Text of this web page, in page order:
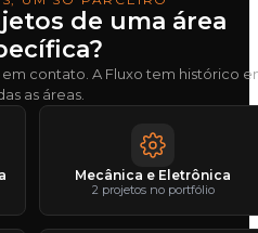
de uma área
contato. A Fluxo tem histórico
as áreas.
Mecânica e Eletrônica
2 projetos no portfólio